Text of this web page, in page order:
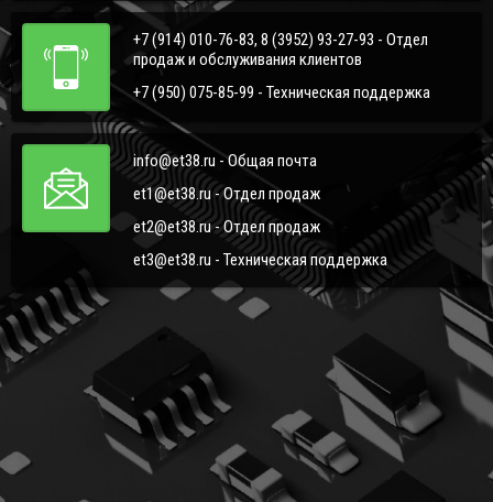
+7 (914) 010-76-83, 8 (3952) 93-27-93 - Отдел
продаж и обслуживания клиентов
+7 (950) 075-85-99 - Техническая поддержка
info@et38.ru - Общая почта
et1@et38.ru - Отдел продаж
et2@et38.ru - Отдел продаж
et3@et38.ru - Техническая поддержка